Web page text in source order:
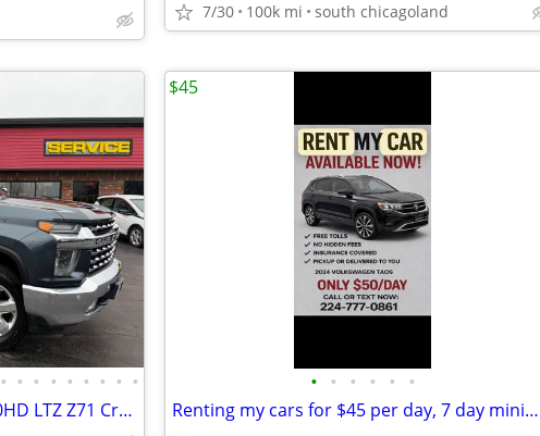
7/30 100k mi south chicagoland
• • • • • • • • •
2020 Chevrolet Silverado 2500HD LTZ Z71 Crew Cab 4WD - DIESEL!
• • • • • •
Renting my cars for $45 per day, 7 day minimum
$45